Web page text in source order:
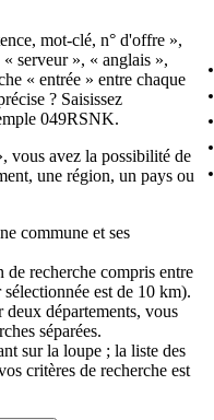
mot-clé, n° d'offre »,
serveur », « anglais »,
« entrée » entre chaque
? Saisissez
049RSNK.
vous avez la possibilité de
une région, un pays ou
commune et ses
recherche compris entre
est de 10 km).
deux départements, vous
séparées.
sur la loupe ; la liste des
critères de recherche est